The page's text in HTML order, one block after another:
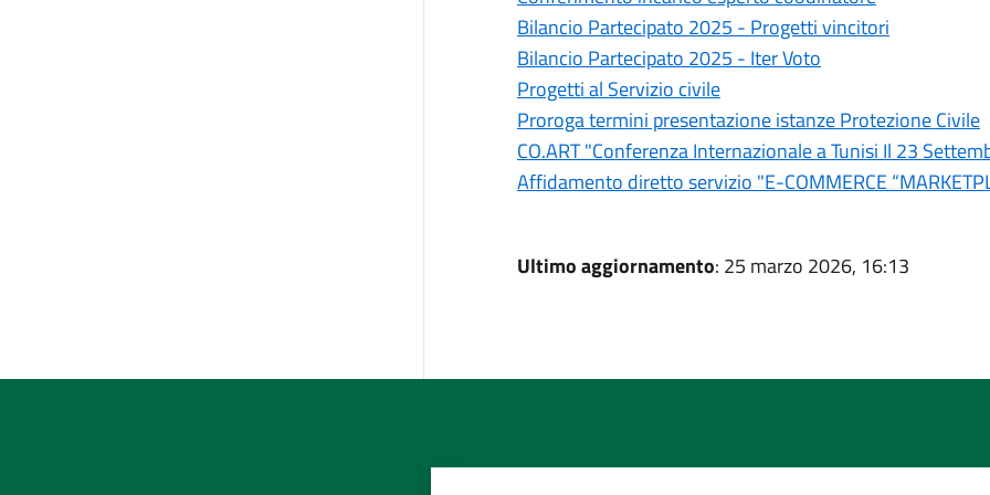
Bilancio Partecipato 2025 - Progetti vincitori
Bilancio Partecipato 2025 - Iter Voto
Progetti al Servizio civile
Proroga termini presentazione istanze Protezione Civile
CO.ART "Conferenza Internazionale a Tunisi Il 23
Affidamento diretto servizio "E-COMMERCE
Ultimo aggiornamento: 25 marzo 2026, 16:13